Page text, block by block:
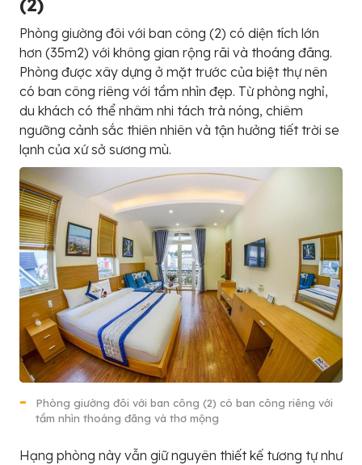
(2)
Phòng giường đôi với ban công (2) có diện tích lớn
hơn (35m2) với không gian rộng rãi và thoáng đãng.
Phòng được xây dựng ở mặt trước của biệt thự nên
có ban công riêng với tầm nhìn đẹp. Từ phòng nghỉ,
du khách có thể nhâm nhi tách trà nóng, chiêm
ngưỡng cảnh sắc thiên nhiên và tận hưởng tiết trời se
lạnh của xứ sở sương mù.
Phòng giường đôi với ban công (2) có ban công riêng với
tầm nhìn thoáng đãng và thơ mộng
Hạng phòng này vẫn giữ nguyên thiết kế tương tự như